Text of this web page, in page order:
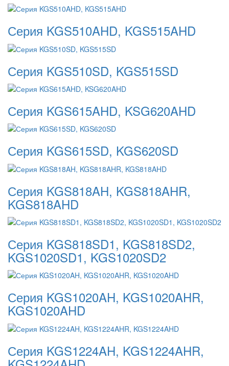
Серия KGS510AHD, KGS515AHD
Серия KGS510SD, KGS515SD
Серия KGS615AHD, KSG620AHD
Серия KGS615SD, KGS620SD
Серия KGS818AH, KGS818AHR,
KGS818AHD
Серия KGS818SD1, KGS818SD2,
KGS1020SD1, KGS1020SD2
Серия KGS1020AH, KGS1020AHR,
KGS1020AHD
Серия KGS1224AH, KGS1224AHR,